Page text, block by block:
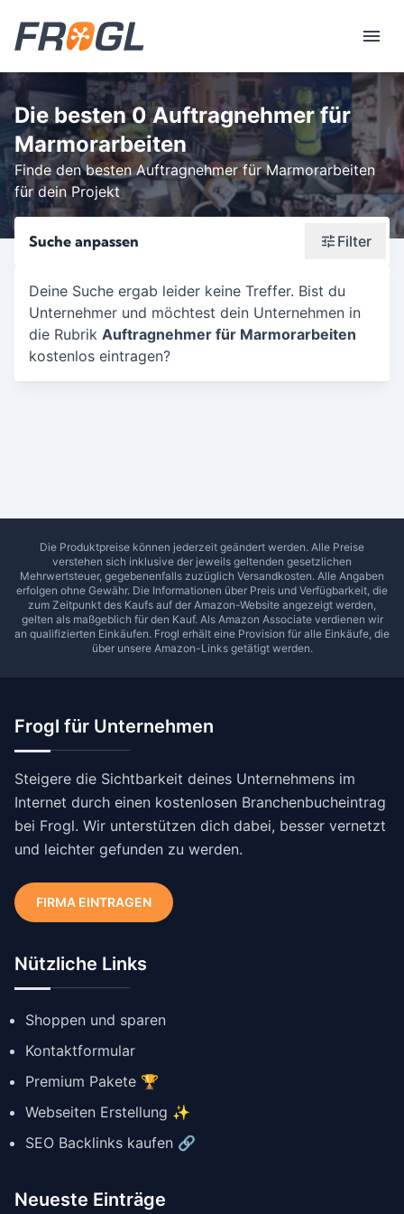
Die besten 0 Auftragnehmer für
Marmorarbeiten
Finde den besten Auftragnehmer für Marmorarbeiten
für dein Projekt
Suche anpassen Filter
Wonach suchst du?
Stadt oder Postleitzahl
Deine Suche ergab leider keine Treffer. Bist du
Unternehmer und möchtest dein Unternehmen in
die Rubrik Auftragnehmer für Marmorarbeiten
kostenlos eintragen?
Die Produktpreise können jederzeit geändert werden. Alle Preise
verstehen sich inklusive der jeweils geltenden gesetzlichen
Mehrwertsteuer, gegebenenfalls zuzüglich Versandkosten. Alle Angaben
erfolgen ohne Gewähr. Die Informationen über Preis und Verfügbarkeit, die
zum Zeitpunkt des Kaufs auf der Amazon-Website angezeigt werden,
gelten als maßgeblich für den Kauf. Als Amazon Associate verdienen wir
an qualifizierten Einkäufen. Frogl erhält eine Provision für alle Einkäufe, die
über unsere Amazon-Links getätigt werden.
Frogl für Unternehmen
Steigere die Sichtbarkeit deines Unternehmens im
Internet durch einen kostenlosen Branchenbucheintrag
bei Frogl. Wir unterstützen dich dabei, besser vernetzt
und leichter gefunden zu werden.
FIRMA EINTRAGEN
Nützliche Links
Shoppen und sparen
Kontaktformular
Premium Pakete 🏆
Webseiten Erstellung ✨
SEO Backlinks kaufen 🔗
Neueste Einträge